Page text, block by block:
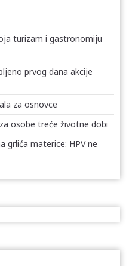
turizam i gastronomiju
prvog dana akcije
za osnovce
osobe treće životne dobi
grlića materice: HPV ne